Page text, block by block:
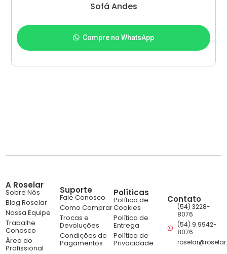
Sofá Andes
Compre no WhatsApp
A Roselar
Sobre Nós
Blog Roselar
Nossa Equipe
Trabalhe
Conosco
Área do
Profissional
Suporte
Fale Conosco
Como Comprar
Trocas e
Devoluções
Condições de
Pagamentos
Políticas
Política de
Cookies
Política de
Entrega
Política de
Privacidade
Contato
(54) 3228-
8076
(54) 9.9942-
8076